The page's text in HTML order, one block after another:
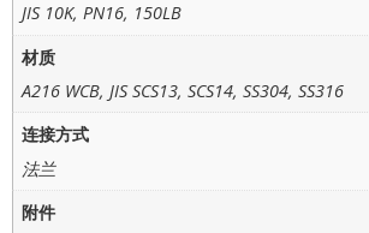
JIS 10K, PN16, 150LB
材质
A216 WCB, JIS SCS13, SCS14, SS304, SS316
连接方式
法兰
附件